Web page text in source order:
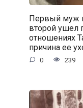
Первый муж
второй ушел
отношениях
причина ее
0 239